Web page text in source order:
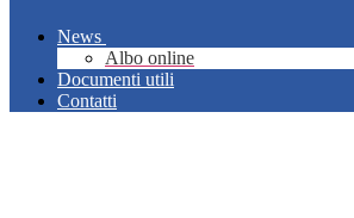
News
Albo online
Documenti utili
Contatti